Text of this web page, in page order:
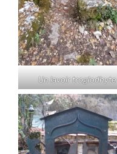
Un lavoir troglodhyte